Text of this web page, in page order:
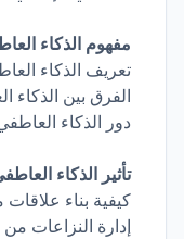
مفهوم الذكاء
تعريف الذكاء
الفرق بين الذكاء
دور الذكاء
تأثير الذكاء
كيفية بناء
إدارة النزاعات